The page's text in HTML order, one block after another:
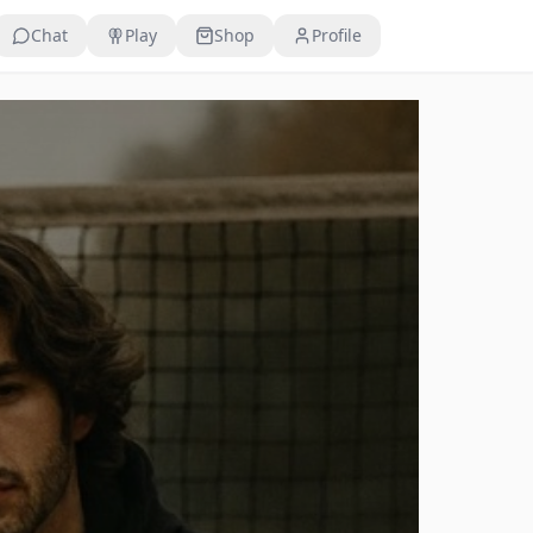
Chat Play Shop Profile